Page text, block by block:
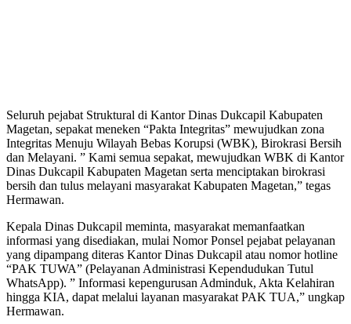
Seluruh pejabat Struktural di Kantor Dinas Dukcapil Kabupaten
Magetan, sepakat meneken “Pakta Integritas” mewujudkan zona
Integritas Menuju Wilayah Bebas Korupsi (WBK), Birokrasi Bersih
dan Melayani. ” Kami semua sepakat, mewujudkan WBK di Kantor
Dinas Dukcapil Kabupaten Magetan serta menciptakan birokrasi
bersih dan tulus melayani masyarakat Kabupaten Magetan,” tegas
Hermawan.
Kepala Dinas Dukcapil meminta, masyarakat memanfaatkan
informasi yang disediakan, mulai Nomor Ponsel pejabat pelayanan
yang dipampang diteras Kantor Dinas Dukcapil atau nomor hotline
“PAK TUWA” (Pelayanan Administrasi Kependudukan Tutul
WhatsApp). ” Informasi kepengurusan Adminduk, Akta Kelahiran
hingga KIA, dapat melalui layanan masyarakat PAK TUA,” ungkap
Hermawan.